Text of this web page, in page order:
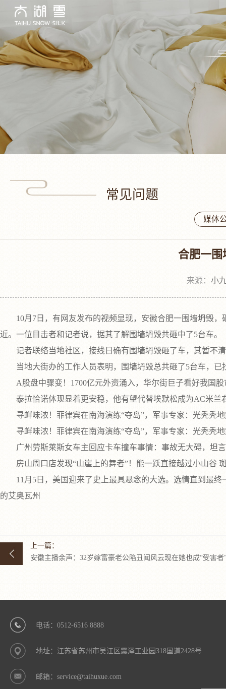
常见问题
媒体
合肥一围
来源： 小
10月7日，有网友发布的视频显现，安徽合肥一围墙坍毁，
近。一位目击者和记者说，据其了解围墙坍毁共砸中了5台车。
记者联络当地社区，接线日确有围墙坍毁砸了车，其暂不清
当地大街办的工作人员表明，围墙坍毁总共砸了5台车，已
A股盘中骤变！1700亿元外资涌入，华尔街巨子看好我国股
泰拉恰诺体现显着更安稳，他有望代替埃默松成为AC米兰
寻衅味浓！菲律宾在南海演练“夺岛”，军事专家：光秃秃地
寻衅味浓！菲律宾在南海演练“夺岛”，军事专家：光秃秃地
广州劳斯莱斯女车主回应卡车撞车事情：事故无大碍，坦言
房山周口店发现“山崖上的舞者”！能一跃直接越过小山谷
11月5日，美国迎来了史上最具悬念的大选。选情直到最终
的艾奥瓦州
上一篇：
安徽主播余声：32岁嫁富豪老公陷丑闻风云现在她也成“受害者
电话：0512-6516 8888
地址：江苏省苏州市吴江区震泽工业园318国道2428号
邮箱：service@taihuxue.com